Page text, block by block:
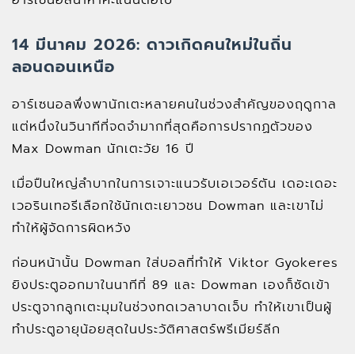
14 มีนาคม 2026: ดาวเกิดคนใหม่ในถิ่น
ลอนดอนเหนือ
อาร์เซนอลพึ่งพานักเตะหลายคนในช่วงสำคัญของฤดูกาล
แต่หนึ่งในวินาทีที่จดจำมากที่สุดคือการปรากฏตัวของ
Max Dowman นักเตะวัย 16 ปี
เมื่อปืนใหญ่ลำบากในการเจาะแนวรับเอเวอร์ตัน เดอะเดอะ
เวอรินเทอรีเลือกใช้นักเตะเยาวชน Dowman และเขาไม่
ทำให้ผู้จัดการผิดหวัง
ก่อนหน้านั้น Dowman ใส่บอลที่ทำให้ Viktor Gyokeres
ยิงประตูออกมาในนาทีที่ 89 และ Dowman เองก็ซัดเข้า
ประตูจากลูกเตะมุมในช่วงทดเวลาบาดเจ็บ ทำให้เขาเป็นผู้
ทำประตูอายุน้อยสุดในประวัติศาสตร์พรีเมียร์ลีก